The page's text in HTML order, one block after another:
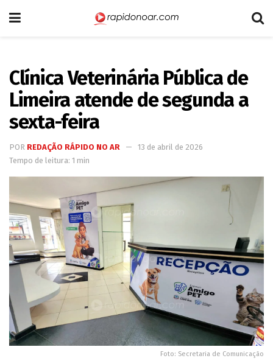
Clínica Veterinária Pública de
Limeira atende de segunda a
sexta-feira
POR REDAÇÃO RÁPIDO NO AR
13 de abril de 2026
Tempo de leitura: 1 min
Foto: Secretaria de Comunicação